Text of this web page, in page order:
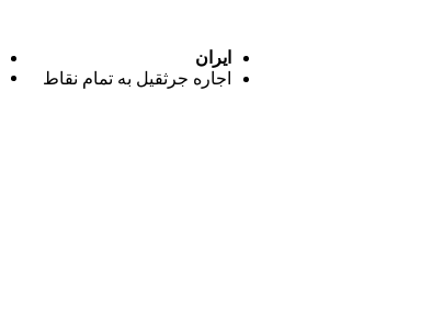
ایران
اجاره جرثقیل به تمام نقاط